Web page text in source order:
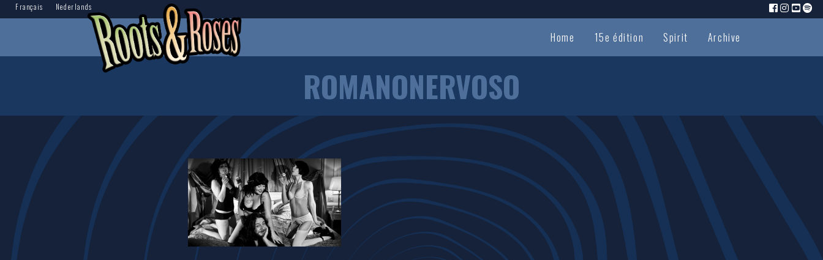
Français Nederlands
Home 15e édition Spirit Archive
ROMANONERVOSO